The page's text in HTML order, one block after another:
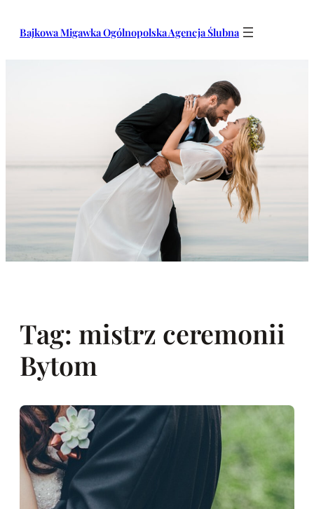
Bajkowa Migawka Ogólnopolska Agencja Ślubna
Tag: mistrz ceremonii
Bytom